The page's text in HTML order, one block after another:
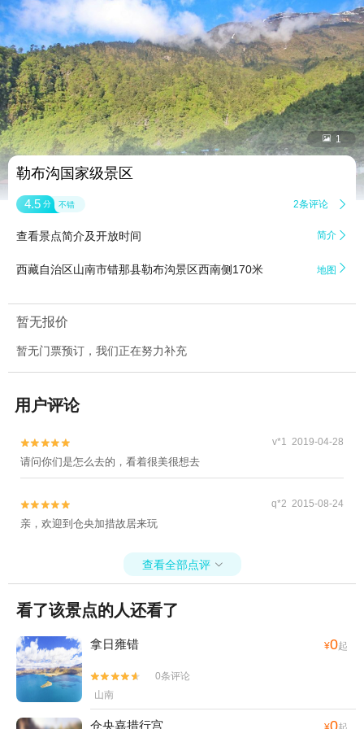
 1
勒布沟国家级景区
4.5 分 不错 2条评论 
查看景点简介及开放时间 简介 
西藏自治区山南市错那县勒布沟景区西南侧170米 地图 
暂无报价
暂无门票预订，我们正在努力补充
用户评论

 v*1 2019-04-28
请问你们是怎么去的，看着很美很想去

 q*2 2015-08-24
亲，欢迎到仓央加措故居来玩
查看全部点评 
看了该景点的人还看了
拿日雍错 ¥0起


0条评论
山南
仓央嘉措行宫
